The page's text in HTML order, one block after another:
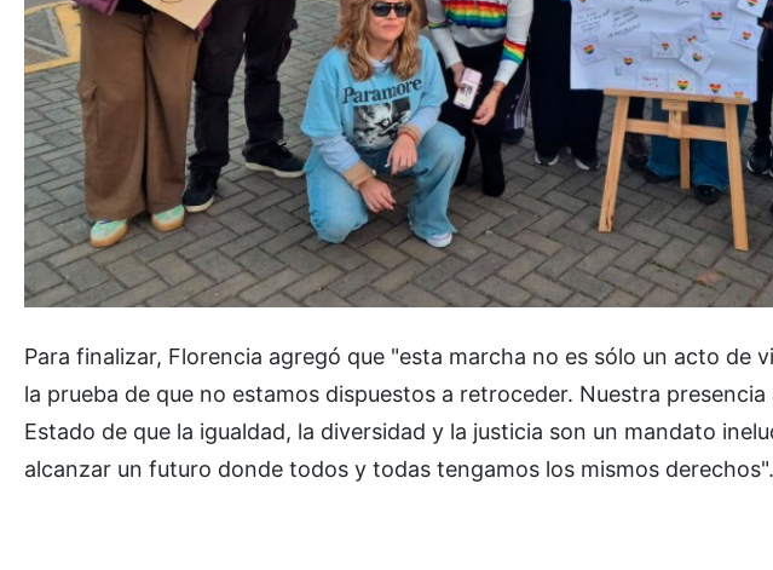
Para finalizar, Florencia agregó que "esta marcha no es sólo un acto de
la prueba de que no estamos dispuestos a retroceder. Nuestra
Estado de que la igualdad, la diversidad y la justicia son un mandato
alcanzar un futuro donde todos y todas tengamos los mismos derechos".